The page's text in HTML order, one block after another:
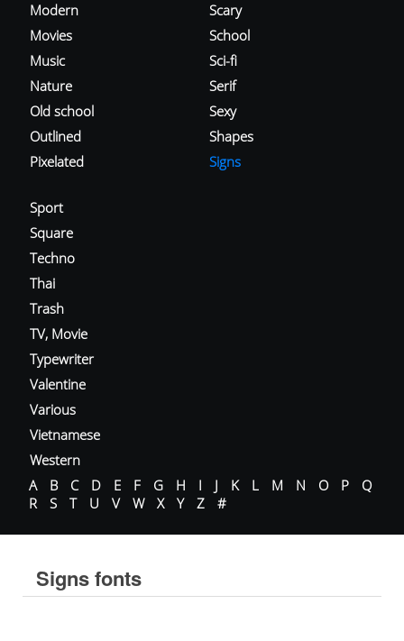
Modern
Movies
Music
Nature
Old school
Outlined
Pixelated
Scary
School
Sci-fi
Serif
Sexy
Shapes
Signs
Sport
Square
Techno
Thai
Trash
TV, Movie
Typewriter
Valentine
Various
Vietnamese
Western
A
B C D E F G H I J K L M N O P
Q
R
S T U V W X Y Z #
Signs fonts